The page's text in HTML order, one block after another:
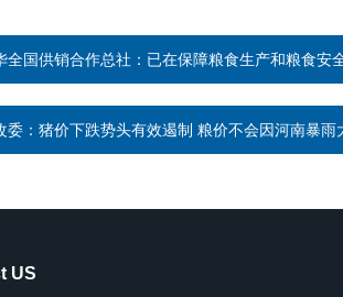
全国供销合作总社：已在保障粮食生产和粮食安
委：猪价下跌势头有效遏制 粮价不会因河南暴雨
US